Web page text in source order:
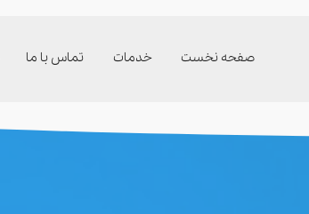
صفحه نخست خدمات تماس با ما